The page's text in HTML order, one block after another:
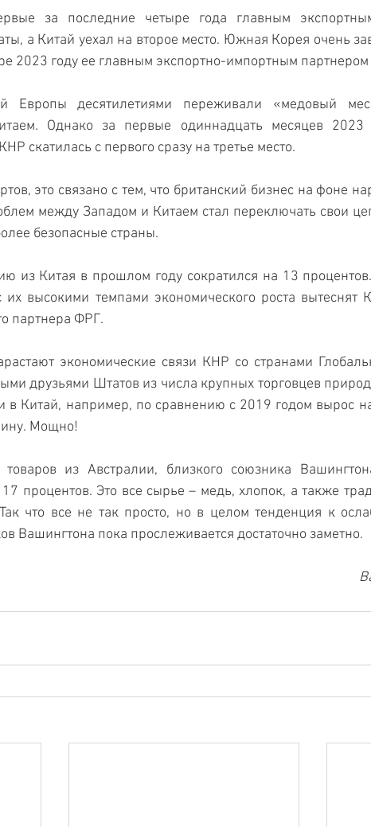
за последние четыре года главным
а Китай уехал на второе место. Южная Корея очень
2023 году ее главным экспортно-импортным
Европы десятилетиями переживали «медовый
Однако за первые одиннадцать месяцев
скатилась с первого сразу на третье место.
это связано с тем, что британский бизнес на фоне
между Западом и Китаем стал переключать свои
безопасные страны.
из Китая в прошлом году сократился на 13
высокими темпами экономического роста вытеснят
партнера ФРГ.
экономические связи КНР со странами
друзьями Штатов из числа крупных торговцев
в Китай, например, по сравнению с 2019 годом вырос
Мощно!
из Австралии, близкого союзника
процентов. Это все сырье – медь, хлопок, а также
что все не так просто, но в целом тенденция к
Вашингтона пока прослеживается достаточно заметно.